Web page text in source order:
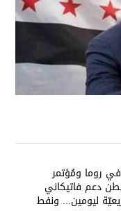
روما ومُؤتمر
دعم فاتيكاني
ليومين... ونفط